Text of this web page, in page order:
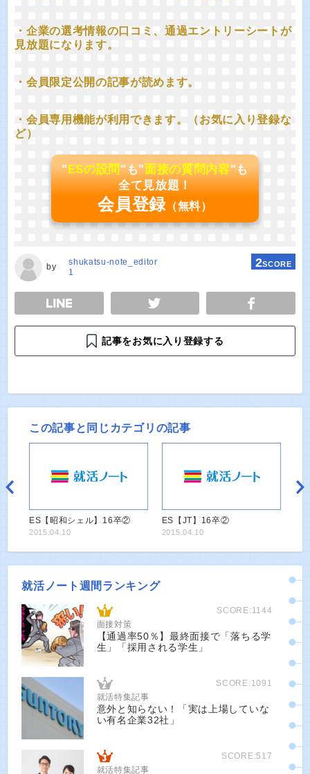
・企業の選考情報の口コミ、通過エントリーシートが
見放題になります。
・会員限定公開の記事が読めます。
・会員専用機能が利用できます。（お気に入り登録な
ど）
"ESの設問"も"面接の質問内容"も
全て見放題！
会員登録 （無料）
by
shukatsu-note_editor
1
2SCORE
TWEET
記事をお気に入り登録する
この記事と同じカテゴリの記事
ES【昭和シェル】16卒②
2015.04.10
ES【JT】16卒②
2015.04.10
就活ノート週間ランキング
SCORE:1144
面接対策
【通過率50％】最終面接で「落ちる学
生」「採用される学生」
SCORE:1091
就活特集記事
意外と知らない！「実は上場していな
い有名企業32社」
SCORE:517
就活特集記事